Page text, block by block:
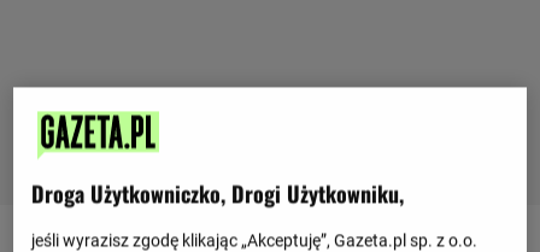
Droga Użytkowniczko, Drogi Użytkowniku,
jeśli wyrazisz zgodę klikając „Akceptuję”, Gazeta.pl sp. z o.o.